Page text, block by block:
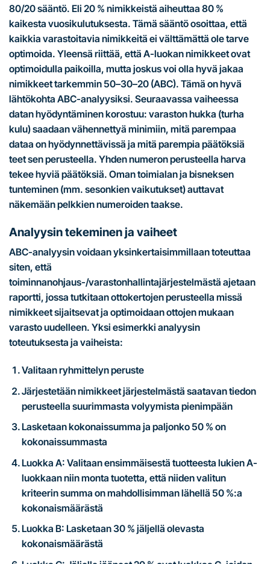
80/20 sääntö. Eli 20 % nimikkeistä aiheuttaa 80 %
kaikesta vuosikulutuksesta. Tämä sääntö osoittaa, että
kaikkia varastoitavia nimikkeitä ei välttämättä ole tarve
optimoida. Yleensä riittää, että A-luokan nimikkeet ovat
optimoidulla paikoilla, mutta joskus voi olla hyvä jakaa
nimikkeet tarkemmin 50–30–20 (ABC). Tämä on hyvä
lähtökohta ABC-analyysiksi. Seuraavassa vaiheessa
datan hyödyntäminen korostuu: varaston hukka (turha
kulu) saadaan vähennettyä minimiin, mitä parempaa
dataa on hyödynnettävissä ja mitä parempia päätöksiä
teet sen perusteella. Yhden numeron perusteella harva
tekee hyviä päätöksiä. Oman toimialan ja bisneksen
tunteminen (mm. sesonkien vaikutukset) auttavat
näkemään pelkkien numeroiden taakse.
Analyysin tekeminen ja vaiheet
ABC-analyysin voidaan yksinkertaisimmillaan toteuttaa
siten, että
toiminnanohjaus-/varastonhallintajärjestelmästä ajetaan
raportti, jossa tutkitaan ottokertojen perusteella missä
nimikkeet sijaitsevat ja optimoidaan ottojen mukaan
varasto uudelleen. Yksi esimerkki analyysin
toteutuksesta ja vaiheista:
Valitaan ryhmittelyn peruste
Järjestetään nimikkeet järjestelmästä saatavan tiedon
perusteella suurimmasta volyymista pienimpään
Lasketaan kokonaissumma ja paljonko 50 % on
kokonaissummasta
Luokka A: Valitaan ensimmäisestä tuotteesta lukien A-
luokkaan niin monta tuotetta, että niiden valitun
kriteerin summa on mahdollisimman lähellä 50 %:a
kokonaismäärästä
Luokka B: Lasketaan 30 % jäljellä olevasta
kokonaismäärästä